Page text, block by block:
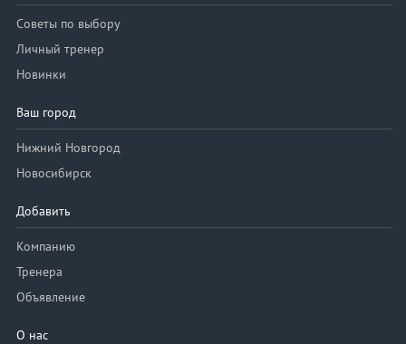
Советы по выбору
Личный тренер
Новинки
Ваш город
Нижний Новгород
Новосибирск
Добавить
Компанию
Тренера
Объявление
О нас